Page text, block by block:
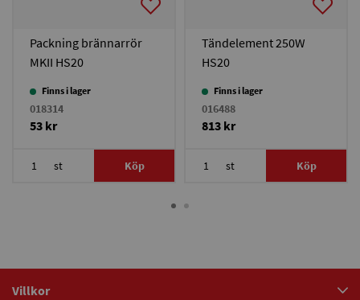
Packning brännarrör
MKII HS20
Finns i lager
018314
53 kr
st Köp
Tändelement 250W
HS20
Finns i lager
016488
813 kr
st Köp
Villkor